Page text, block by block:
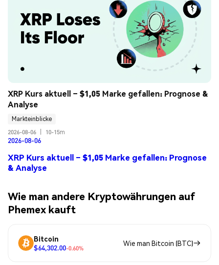
XRP Kurs aktuell – $1,05 Marke gefallen: Prognose &
Analyse
Markteinblicke
2026-08-06
10-15m
2026-08-06
XRP Kurs aktuell – $1,05 Marke gefallen: Prognose
& Analyse
Wie man andere Kryptowährungen auf
Phemex kauft
Bitcoin
$64,302.00-0.60%
Wie man Bitcoin (BTC)